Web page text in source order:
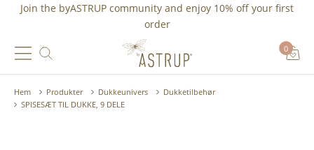
Join the byASTRUP community and enjoy 10% off your first
order
0
Hem Produkter Dukkeunivers
Dukketilbehør
SPISESÆT TIL DUKKE, 9 DELE